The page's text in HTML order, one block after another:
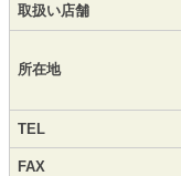
取扱い店舗
所在地
TEL
FAX